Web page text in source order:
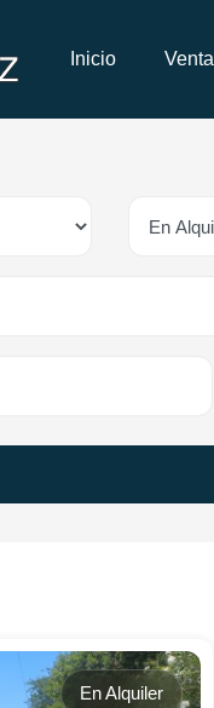
Inicio Venta
En Alquiler